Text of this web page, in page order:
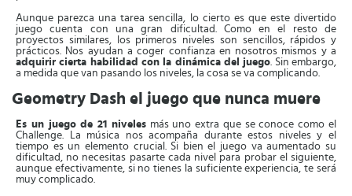
Aunque parezca una tarea sencilla, lo cierto es que este divertido
juego cuenta con una gran dificultad. Como en el resto de
proyectos similares, los primeros niveles son sencillos, rápidos y
prácticos. Nos ayudan a coger confianza en nosotros mismos y a
adquirir cierta habilidad con la dinámica del juego. Sin embargo,
a medida que van pasando los niveles, la cosa se va complicando.
Geometry Dash el juego que nunca muere
Es un juego de 21 nivelesmás uno extra que se conoce como el
Challenge. La música nos acompaña durante estos niveles y el
tiempo es un elemento crucial. Si bien el juego va aumentado su
dificultad, no necesitas pasarte cada nivel para probar el siguiente,
aunque efectivamente, si no tienes la suficiente experiencia, te será
muy complicado.